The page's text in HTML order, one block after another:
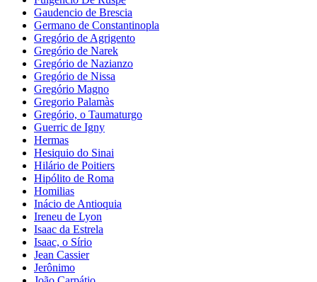
Gaudencio de Brescia
Germano de Constantinopla
Gregório de Agrigento
Gregório de Narek
Gregório de Nazianzo
Gregório de Nissa
Gregório Magno
Gregorio Palamàs
Gregório, o Taumaturgo
Guerric de Igny
Hermas
Hesiquio do Sinai
Hilário de Poitiers
Hipólito de Roma
Homilias
Inácio de Antioquia
Ireneu de Lyon
Isaac da Estrela
Isaac, o Sírio
Jean Cassier
Jerônimo